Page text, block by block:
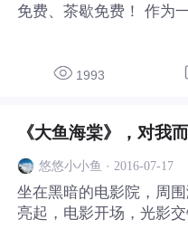
免费、茶歇免费！ 作为
市天河区科技园贝塔空
OTT应用呈爆发式增长
CaaS通信能力开放平台
视频等通信能力封装成
联网对外开放，开发者
在各类产品上实现通信
1993
《大鱼海棠》，对我
悠悠小小鱼 · 2016-07-17
坐在黑暗的电影院，周
亮起，电影开场，光影